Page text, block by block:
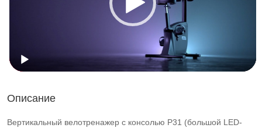
Описание
Вертикальный велотренажер с консолью P31 (большой LED-